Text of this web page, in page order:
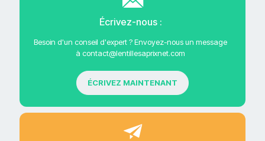
Écrivez-nous :
Besoin d'un conseil d'expert ? Envoyez-nous un message
à contact@lentillesaprixnet.com
ÉCRIVEZ MAINTENANT